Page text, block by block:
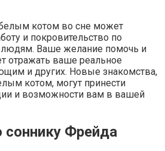
котом во сне может
и покровительство по
Ваше желание помочь и
отражать ваше реальное
и других. Новые знакомства,
котом, могут принести
и возможности вам в вашей
соннику Фрейда